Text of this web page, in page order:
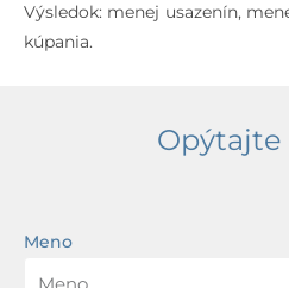
Výsledok: menej usazenín,
kúpania.
Opýtajte
Meno